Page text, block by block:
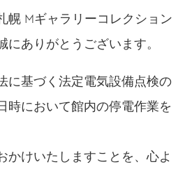
幌 Mギャラリーコレクション
ありがとうございます。
に基づく法定電気設備点検の
時において館内の停電作業を
かけいたしますことを、心よ